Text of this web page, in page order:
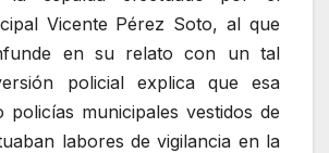
Vicente Pérez Soto, al que
en su relato con un tal
policial explica que esa
policías municipales vestidos de
labores de vigilancia en la